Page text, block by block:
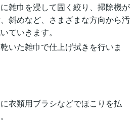
雑巾を浸して固く絞り、掃除機が
斜めなど、さまざまな方向から汚
ていきます。
いた雑巾で仕上げ拭きを行いま
衣類用ブラシなどでほこりを払